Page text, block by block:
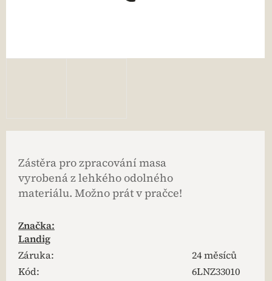
Zástěra pro zpracování masa
vyrobená z lehkého odolného
materiálu. Možno prát v pračce!
Značka:
Landig
Záruka:
24 měsíců
Kód:
6LNZ33010